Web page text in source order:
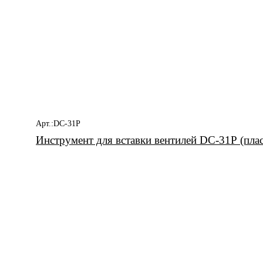
Арт.:DC-31Р
Инструмент для вставки вентилей DC-31Р